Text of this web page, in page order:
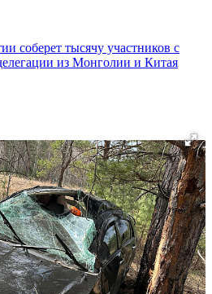
соберет тысячу участников с
из Монголии и Китая